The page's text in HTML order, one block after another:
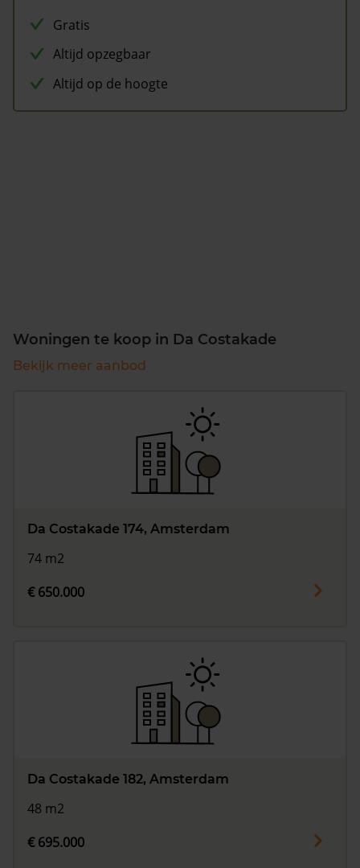
Gratis
Altijd opzegbaar
Altijd op de hoogte
Woningen te koop in Da Costakade
Bekijk meer aanbod
Da Costakade 174, Amsterdam
74 m2
€ 650.000
Da Costakade 182, Amsterdam
48 m2
€ 695.000